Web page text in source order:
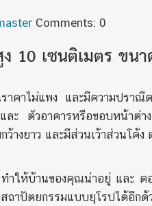
Comments: 0
10 เซนติเมตร ขน
คาไม่แพง และมีความปราณีต
ตัวอาคารหรือขอบหน้าต่าง
งยาว และมีส่วนเว้าส่วนโค้ง
ำให้บ้านของคุณน่าอยู่ และ ต
ถาปัตยกรรมแบบยุโรปได้อีกด้